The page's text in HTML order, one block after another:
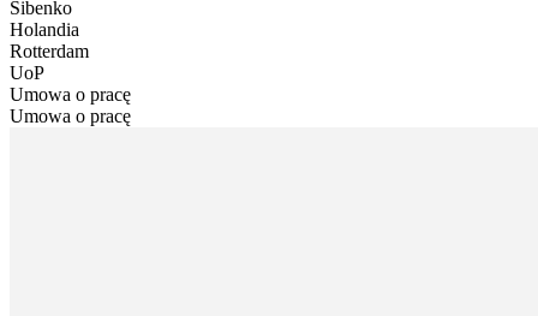
Sibenko
Holandia
Rotterdam
UoP
Umowa o pracę
Umowa o pracę